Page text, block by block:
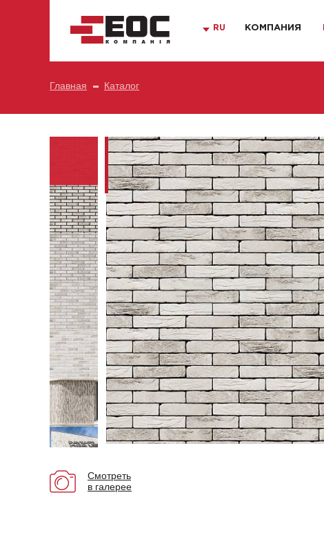
RU КОМПАНИЯ
Главная Каталог
Смотреть
в галерее